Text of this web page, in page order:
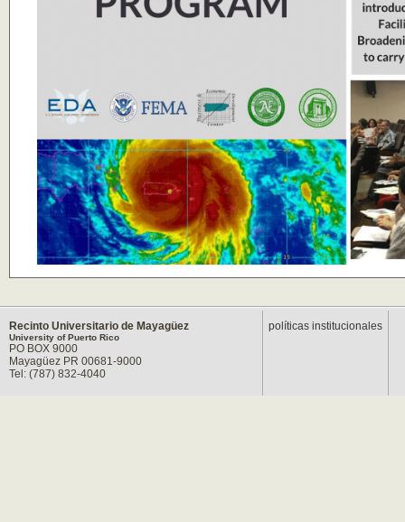
Recinto Universitario de Mayagüez
University of Puerto Rico
PO BOX 9000
Mayagüez PR 00681-9000
Tel: (787) 832-4040
políticas institucionales